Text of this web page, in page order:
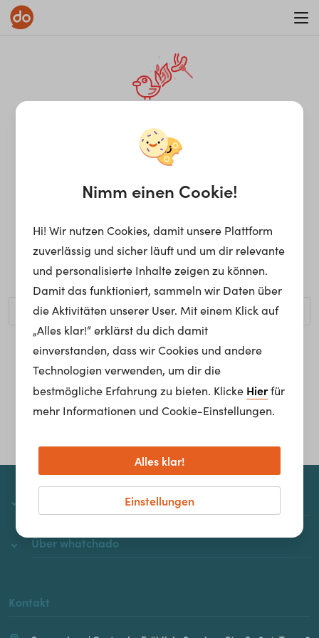
¡Ay, caramba! Seite nicht
gefunden.
Ups, die gewünschte Seite kann nicht gefunden werden.
Möchtest du nach einem bestimmten Begriff suchen?
Homepage
Über whatchado
Kontakt
Nimm einen Cookie!
Hi! Wir nutzen Cookies, damit unsere Plattform
zuverlässig und sicher läuft und um dir relevante
und personalisierte Inhalte zeigen zu können.
Damit das funktioniert, sammeln wir Daten über
die Aktivitäten unserer User. Mit einem Klick auf
„Alles klar!“ erklärst du dich damit
einverstanden, dass wir Cookies und andere
Technologien verwenden, um dir die
bestmögliche Erfahrung zu bieten. Klicke Hierfür
mehr Informationen und Cookie-Einstellungen.
Einstellungen
Alles klar!